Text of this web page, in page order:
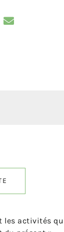
les activités